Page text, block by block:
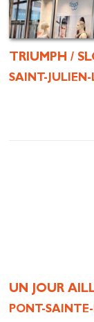
TRIUMPH /
SAINT-
UN JOUR
PONT-